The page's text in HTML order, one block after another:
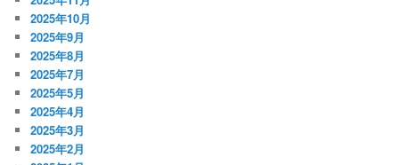
2025年10月
2025年9月
2025年8月
2025年7月
2025年5月
2025年4月
2025年3月
2025年2月